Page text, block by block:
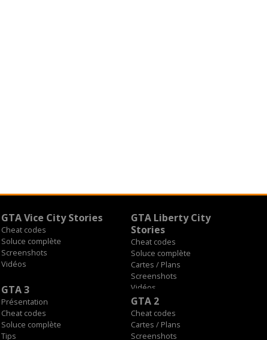
GTA Vice City Stories
Cheat codes
Soluce complète
Screenshots
Vidéos
GTA Liberty City
Stories
Cheat codes
Soluce complète
Cartes / Plans
Screenshots
Vidéos
GTA 3
Présentation
Cheat codes
Soluce complète
Tips
GTA 2
Cheat codes
Cartes / Plans
Screenshots